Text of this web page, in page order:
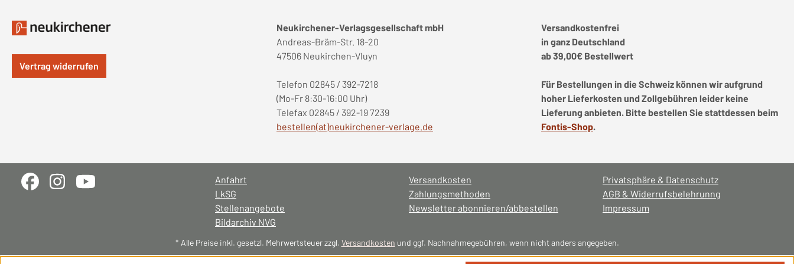
Vertrag widerrufen
Neukirchener-Verlagsgesellschaft mbH
Andreas-Bräm-Str. 18-20
47506 Neukirchen-Vluyn
Telefon 02845 / 392-7218
(Mo-Fr 8:30-16:00 Uhr)
Telefax 02845 / 392-19 7239
bestellen(at)neukirchener-verlage.de
Versandkostenfrei
in ganz Deutschland
ab 39,00€ Bestellwert
Für Bestellungen in die Schweiz können wir aufgrund
hoher Lieferkosten und Zollgebühren leider keine
Lieferung anbieten. Bitte bestellen Sie stattdessen beim
Fontis-Shop.
Anfahrt
LkSG
Stellenangebote
Versandkosten
Zahlungsmethoden
Newsletter abonnieren/abbestellen
Privatsphäre & Datenschutz
AGB & Widerrufsbelehrunng
Impressum
Bildarchiv NVG
* Alle Preise inkl. gesetzl. Mehrwertsteuer zzgl. Versandkosten und ggf. Nachnahmegebühren, wenn nicht anders angegeben.